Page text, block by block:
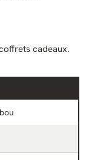
cadeaux.